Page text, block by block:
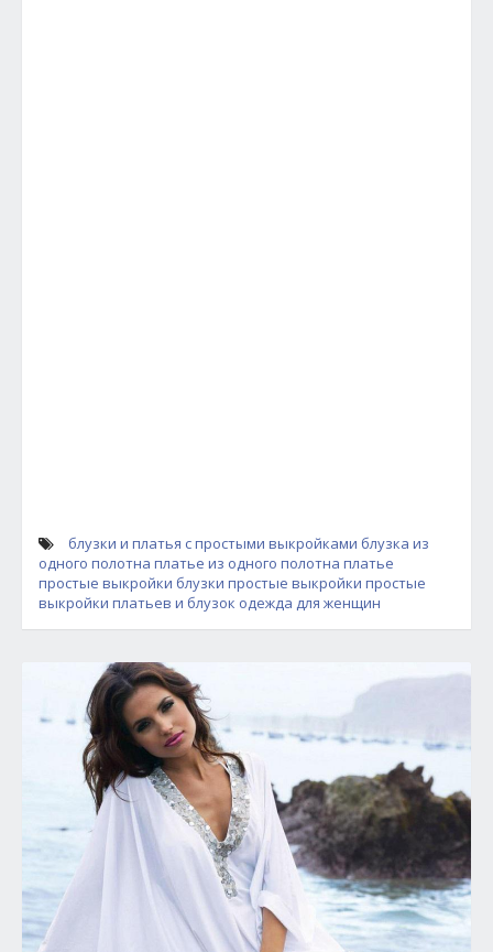
блузки и платья с простыми выкройками блузка из
одного полотна платье из одного полотна платье
простые выкройки блузки простые выкройки простые
выкройки платьев и блузок одежда для женщин